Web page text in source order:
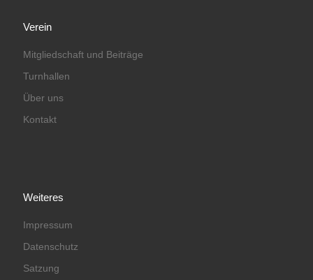
Verein
Mitgliedschaft und Beiträge
Turnhallen
Über uns
Kontakt
Weiteres
Impressum
Datenschutz
Satzung